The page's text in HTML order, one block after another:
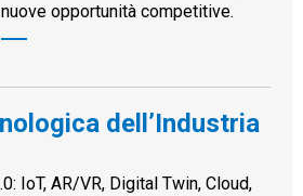
opportunità competitive.
dell’Industria
IoT, AR/VR, Digital Twin, Cloud,